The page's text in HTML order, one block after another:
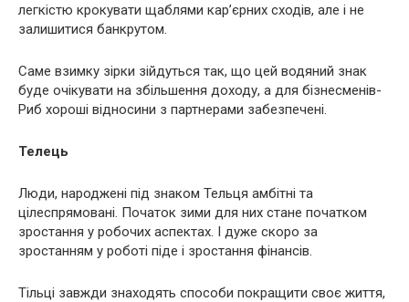
легкістю крокувати щаблями кар’єрних сходів, але і не
залишитися банкрутом.
Саме взимку зірки зійдуться так, що цей водяний знак
буде очікувати на збільшення доходу, а для бізнесменів-
Риб хороші відносини з партнерами забезпечені.
Телець
Люди, народжені під знаком Тельця амбітні та
цілеспрямовані. Початок зими для них стане початком
зростання у робочих аспектах. І дуже скоро за
зростанням у роботі піде і зростання фінансів.
Тільці завжди знаходять способи покращити своє життя,